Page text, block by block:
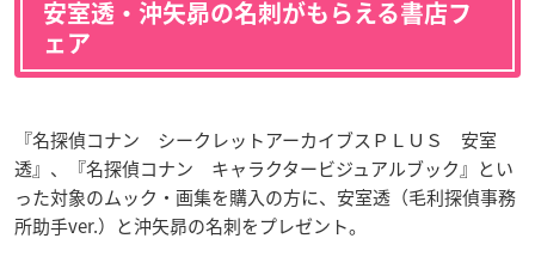
安室透・沖矢昴の名刺がもらえる書店フ
ェア
『名探偵コナン シークレットアーカイブスＰＬＵＳ 安室
透』、『名探偵コナン キャラクタービジュアルブック』とい
った対象のムック・画集を購入の方に、安室透（毛利探偵事務
所助手ver.）と沖矢昴の名刺をプレゼント。